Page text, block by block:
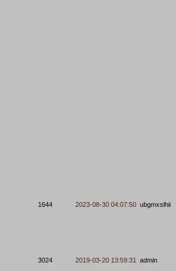
1644 2023-08-30 04:07:50 ubgmxslhii
3024 2019-03-20 13:59:31 admin